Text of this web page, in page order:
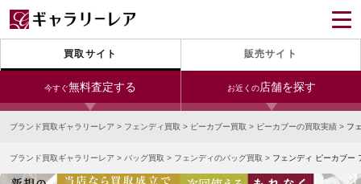
買取サイト 販売サイト
今すぐ無料査定する お近くの店舗を探す
24時間受付（対応時間10:00～19:00）
銀座本店 青山表参道店 新宿東口店
ブランド買取ギャラリーレア > フェンディ買取 > ピーカブー買取 > ピーカブーの買取実績 > フ
ブランド買取ギャラリーレア > バッグ買取 > フェンディのバッグ買取 > フェンディ ピーカブー